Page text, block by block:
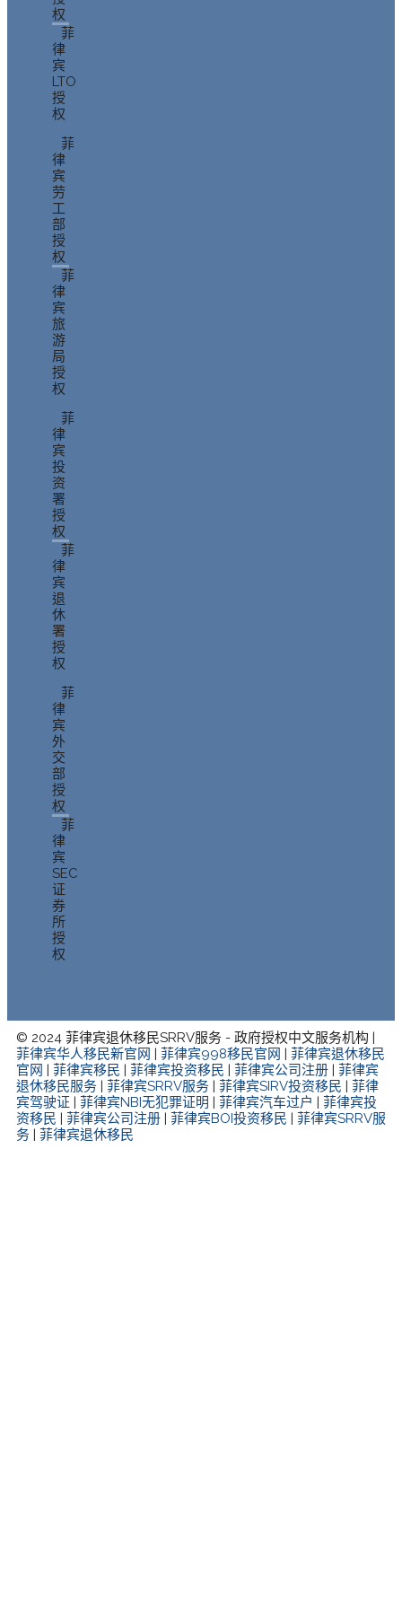
权
菲
律
宾
LTO
授
权
菲
律
宾
劳
工
部
授
权
菲
律
宾
旅
游
局
授
权
菲
律
宾
投
资
署
授
权
菲
律
宾
退
休
署
授
权
菲
律
宾
外
交
部
授
权
菲
律
宾
SEC
证
券
所
授
权
© 2024 菲律宾退休移民SRRV服务 - 政府授权中文服务机构 |
菲律宾华人移民新官网 | 菲律宾998移民官网 | 菲律宾退休移民
官网 | 菲律宾移民 | 菲律宾投资移民 | 菲律宾公司注册 | 菲律宾
退休移民服务 | 菲律宾SRRV服务 | 菲律宾SIRV投资移民 | 菲律
宾驾驶证 | 菲律宾NBI无犯罪证明 | 菲律宾汽车过户 | 菲律宾投
资移民 | 菲律宾公司注册 | 菲律宾BOI投资移民 | 菲律宾SRRV服
务 | 菲律宾退休移民